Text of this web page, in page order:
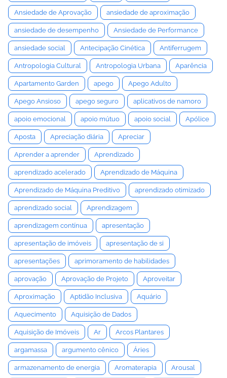
Ansiedade de Aprovação ansiedade de aproximação
ansiedade de desempenho Ansiedade de Performance
ansiedade social Antecipação Cinética Antiferrugem
Antropologia Cultural Antropologia Urbana Aparência
Apartamento Garden apego Apego Adulto
Apego Ansioso apego seguro aplicativos de namoro
apoio emocional apoio mútuo apoio social Apólice
Aposta Apreciação diária Apreciar
Aprender a aprender Aprendizado
aprendizado acelerado Aprendizado de Máquina
Aprendizado de Máquina Preditivo aprendizado otimizado
aprendizado social Aprendizagem
aprendizagem contínua apresentação
apresentação de imóveis apresentação de si
apresentações aprimoramento de habilidades
aprovação Aprovação de Projeto Aproveitar
Aproximação Aptidão Inclusiva Aquário
Aquecimento Aquisição de Dados
Aquisição de Imóveis Ar Arcos Plantares
argamassa argumento cênico Áries
armazenamento de energia Aromaterapia Arousal